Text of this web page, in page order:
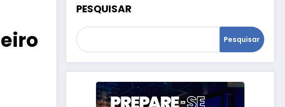
PESQUISAR
Pesquisar